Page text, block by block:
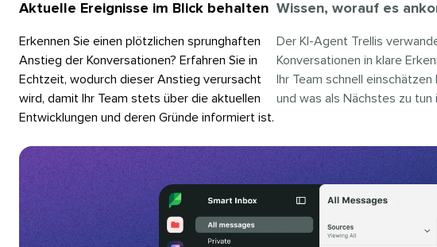
Aktuelle Ereignisse im Blick behalten​​
Erkennen Sie einen plötzlichen sprunghaften
Anstieg der Konversationen? Erfahren Sie in
Echtzeit, wodurch dieser Anstieg verursacht
wird, damit Ihr Team stets über die aktuellen
Entwicklungen und deren Gründe informiert ist.​​
Wissen, worauf es
Der KI-Agent Trellis
Konversationen in klare
Ihr Team schnell
und was als Nächstes zu tun